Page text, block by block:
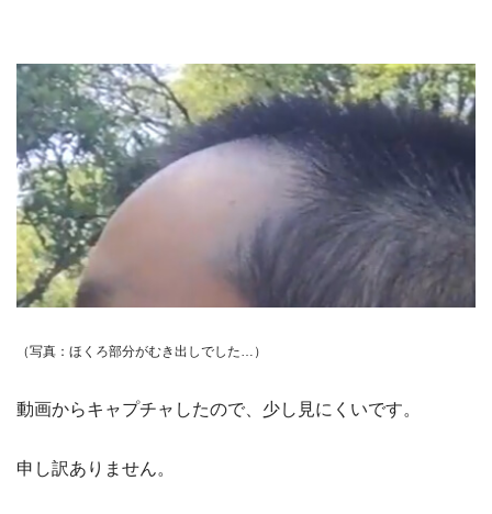
（写真：ほくろ部分がむき出しでした…）
動画からキャプチャしたので、少し見にくいです。
申し訳ありません。